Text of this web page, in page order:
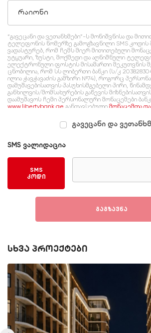
რაიონი
“გავეცანი და ვეთანხმები”-ს მონიშვნისა და
ტელეფონის ნომერზე გამოგზავნილი SMS კოდის
ვადასტურებ, რომ ჩემს მიერ მითითებული
უტყუარი, ზუსტი, მოქმედი და აღნიშნული
ელექტრონული ფოსტის მისამართი მეკუთვნის
ცნობილია, რომ სს ლიბერთი ბანკი (ს/კ
ილია ჭავჭავაძის გამზირი №74), როგორც
დამუშავებისათვის პასუხისმგებელი პირი,
განხილვის/მომსახურების გაწევის
დაამუშავოს ჩემი პერსონალური მონაცემები
www.libertybank.ge განთავსებული მონაცემთა
გავეცანი და
SMS ვალიდაცია
SMS
კოდი
გაგზავნა
სხვა პროექტები